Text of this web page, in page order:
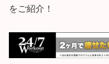
をご紹介！